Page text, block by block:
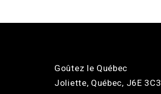
Goûtez le Québec
Joliette, Québec, J6E 3C3